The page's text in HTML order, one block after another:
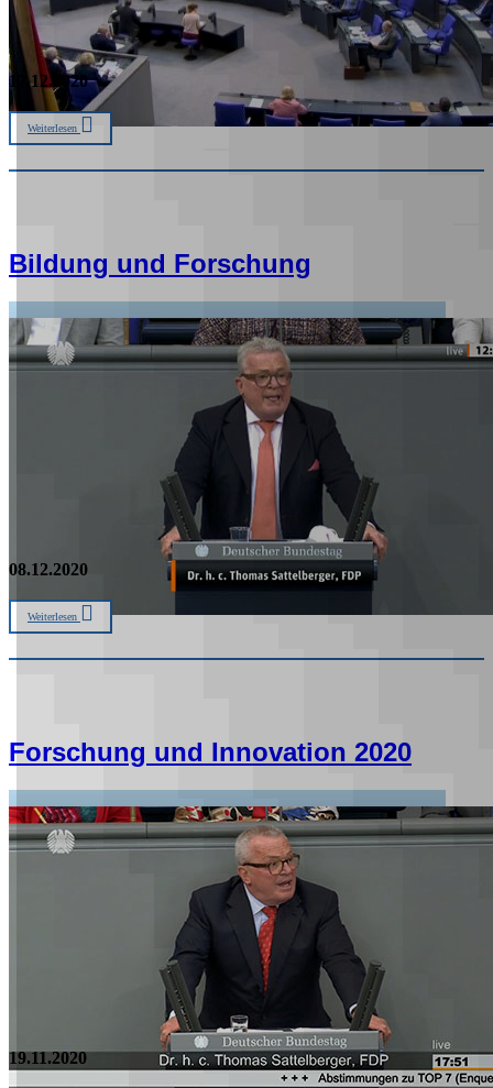
17.12.2020
Weiterlesen
Bildung und Forschung
08.12.2020
Weiterlesen
Forschung und Innovation 2020
19.11.2020